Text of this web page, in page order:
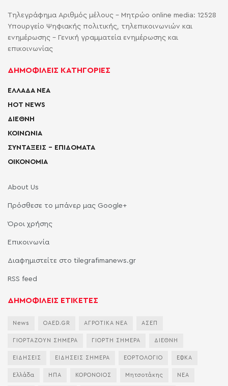
Τηλεγράφημα Αριθμός μέλους - Μητρώο online media: 12528
Υπουργείο Ψηφιακής πολιτικής, τηλεπικοινωνιών και
ενημέρωσης - Γενική γραμματεία ενημέρωσης και
επικοινωνίας
ΔΗΜΟΦΙΛΕΙΣ ΚΑΤΗΓΟΡΙΕΣ
ΕΛΛΑΔΑ ΝΕΑ
HOT NEWS
ΔΙΕΘΝΗ
ΚΟΙΝΩΝΙΑ
ΣΥΝΤΑΞΕΙΣ – ΕΠΙΔΟΜΑΤΑ
ΟΙΚΟΝΟΜΙΑ
About Us
Πρόσθεσε το μπάνερ μας Google+
Όροι χρήσης
Επικοινωνία
Διαφημιστείτε στο tilegrafimanews.gr
RSS feed
ΔΗΜΟΦΙΛΕΙΣ ΕΤΙΚΕΤΕΣ
News OAED.GR ΑΓΡΟΤΙΚΑ ΝΕΑ ΑΣΕΠ
ΓΙΟΡΤΑΖΟΥΝ ΣΗΜΕΡΑ ΓΙΟΡΤΗ ΣΗΜΕΡΑ ΔΙΕΘΝΗ
ΕΙΔΗΣΕΙΣ ΕΙΔΗΣΕΙΣ ΣΗΜΕΡΑ ΕΟΡΤΟΛΟΓΙΟ ΕΦΚΑ
Ελλάδα ΗΠΑ ΚΟΡΟΝΟΙΟΣ Μητσοτάκης ΝΕΑ